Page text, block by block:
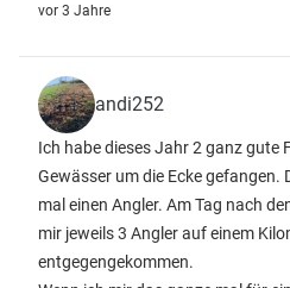
vor 3 Jahre
andi252
Ich habe dieses Jahr 2 ganz gute
Gewässer um die Ecke
mal einen Angler. Am Tag nach
mir jeweils 3 Angler auf einem
entgegengekommen.